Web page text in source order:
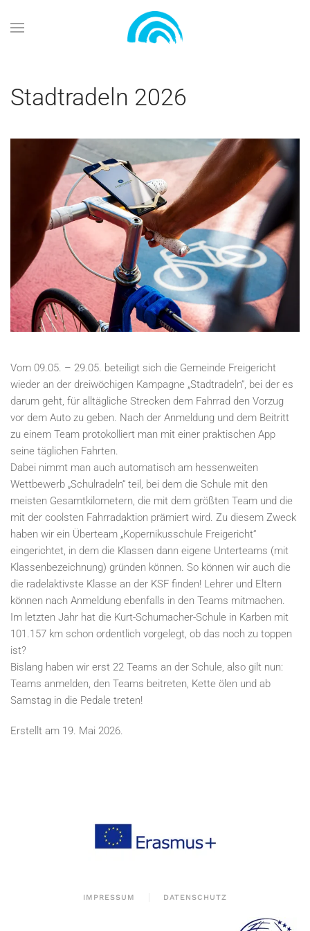
Zum Hauptinhalt springen
Stadtradeln 2026
Vom 09.05. – 29.05. beteiligt sich die Gemeinde Freigericht
wieder an der dreiwöchigen Kampagne „Stadtradeln“, bei der es
darum geht, für alltägliche Strecken dem Fahrrad den Vorzug
vor dem Auto zu geben. Nach der Anmeldung und dem Beitritt
zu einem Team protokolliert man mit einer praktischen App
seine täglichen Fahrten.
Dabei nimmt man auch automatisch am hessenweiten
Wettbewerb „Schulradeln“ teil, bei dem die Schule mit den
meisten Gesamtkilometern, die mit dem größten Team und die
mit der coolsten Fahrradaktion prämiert wird. Zu diesem Zweck
haben wir ein Überteam „Kopernikusschule Freigericht“
eingerichtet, in dem die Klassen dann eigene Unterteams (mit
Klassenbezeichnung) gründen können. So können wir auch die
die radelaktivste Klasse an der KSF finden! Lehrer und Eltern
können nach Anmeldung ebenfalls in den Teams mitmachen.
Im letzten Jahr hat die Kurt-Schumacher-Schule in Karben mit
101.157 km schon ordentlich vorgelegt, ob das noch zu toppen
ist?
Bislang haben wir erst 22 Teams an der Schule, also gilt nun:
Teams anmelden, den Teams beitreten, Kette ölen und ab
Samstag in die Pedale treten!
Erstellt am 19. Mai 2026.
IMPRESSUM DATENSCHUTZ